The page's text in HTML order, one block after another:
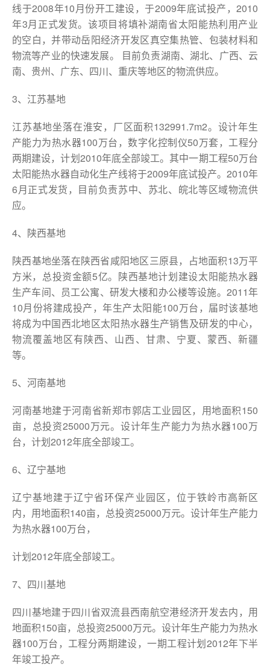
线于2008年10月份开工建设，于2009年底试投产，2010
年3月正式发货。该项目将填补湖南省太阳能热利用产业
的空白，并带动岳阳经济开发区真空集热管、包装材料和
物流等产业的快速发展。 目前负责湖南、湖北、广西、云
南、贵州、广东、四川、重庆等地区的物流供应。
3、江苏基地
江苏基地坐落在淮安，厂区面积132991.7m2。设计年生
产能力为热水器100万台，数字化控制仪50万套，工程分
两期建设，计划2010年底全部竣工。其中一期工程50万台
太阳能热水器自动化生产线将于2009年底试投产。2010年
6月正式发货，目前负责苏中、苏北、皖北等区域物流供
应。
4、陕西基地
陕西基地坐落在陕西省咸阳地区三原县，占地面积13万平
方米，总投资金额5亿。陕西基地计划建设太阳能热水器
生产车间、员工公寓、研发大楼和办公楼等设施。2011年
10月份将建成投产，年生产太阳能100万台，届时该基地
将成为中国西北地区太阳热水器生产销售及研发的中心，
物流覆盖地区有陕西、山西、甘肃、宁夏、蒙西、新疆
等。
5、河南基地
河南基地建于河南省新郑市郭店工业园区，用地面积150
亩，总投资25000万元。设计年生产能力为热水器100万
台，计划2012年底全部竣工。
6、辽宁基地
辽宁基地建于辽宁省环保产业园区，位于铁岭市高新区
内，用地面积140亩，总投资25000万元。设计年生产能力
为热水器100万台，
计划2012年底全部竣工。
7、四川基地
四川基地建于四川省双流县西南航空港经济开发去内，用
地面积150亩，总投资25000万元。设计年生产能力为热水
器100万台，工程分两期建设，一期工程计划2012年下半
年竣工投产。